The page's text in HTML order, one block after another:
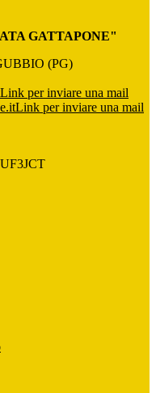
GATTAPONE"
(PG)
Link per inviare una mail
Link per inviare una mail